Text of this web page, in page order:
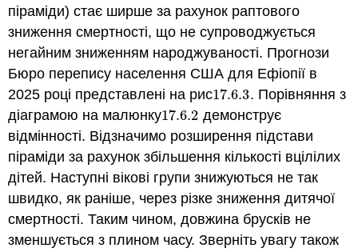
піраміди) стає ширше за рахунок раптового
зниження смертності, що не супроводжується
негайним зниженням народжуваності. Прогнози
Бюро перепису населення США для Ефіопії в
2025 році представлені на рис17.6.3
17.6.3. Порівняння з
діаграмою на малюнку17.6.2
17.6.2 демонструє
відмінності. Відзначимо розширення підстави
піраміди за рахунок збільшення кількості вцілілих
дітей. Наступні вікові групи знижуються не так
швидко, як раніше, через різке зниження дитячої
смертності. Таким чином, довжина брусків не
зменшується з плином часу. Зверніть увагу також